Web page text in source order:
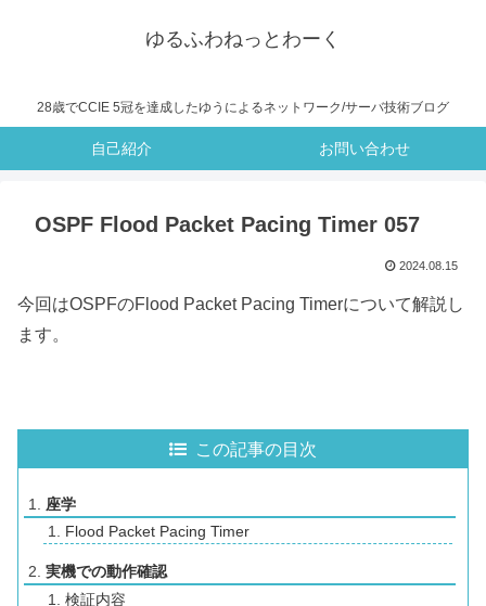
ゆるふわねっとわーく
28歳でCCIE 5冠を達成したゆうによるネットワーク/サーバ技術ブログ
自己紹介 お問い合わせ
OSPF Flood Packet Pacing Timer 057
2024.08.15
今回はOSPFのFlood Packet Pacing Timerについて解説し
ます。
この記事の目次
座学
Flood Packet Pacing Timer
実機での動作確認
検証内容